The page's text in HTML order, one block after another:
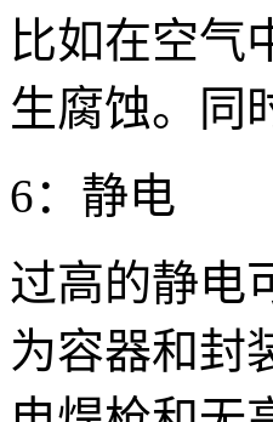
比如在空气
生腐蚀。同
6：静电
过高的静电
为容器和封